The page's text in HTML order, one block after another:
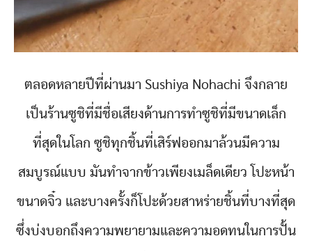
ตลอดหลายปีที่ผ่านมา Sushiya Nohachi จึงกลาย
เป็นร้านซูชิที่มีชื่อเสียงด้านการทำซูชิที่มีขนาดเล็ก
ที่สุดในโลก ซูชิทุกชิ้นที่เสิร์ฟออกมาล้วนมีความ
สมบูรณ์แบบ มันทำจากข้าวเพียงเมล็ดเดียว โปะหน้า
ขนาดจิ๋ว และบางครั้งก็โปะด้วยสาหร่ายชิ้นที่บางที่สุด
ซึ่งบ่งบอกถึงความพยายามและความอดทนในการปั้น